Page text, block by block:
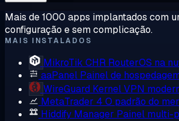
Mais de 1000 apps implantados com
configuração e sem complicação.
MAIS INSTALADOS
MikroTik CHR RouterOS na
aaPanel Painel de
WireGuard Kernel VPN
MetaTrader 4 O padrão do
Hiddify Manager Painel multi-